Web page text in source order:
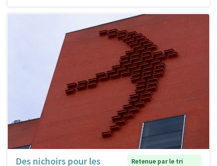
Des nichoirs pour les
Retenue par le tri